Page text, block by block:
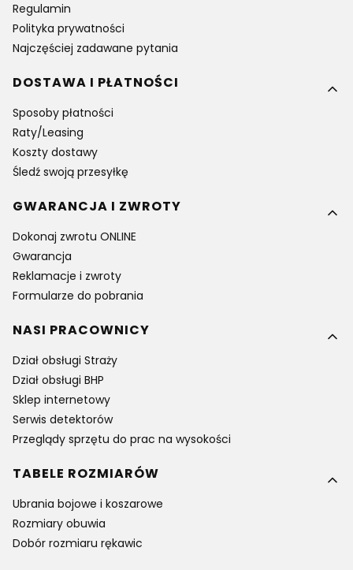
Regulamin
Polityka prywatności
Najczęściej zadawane pytania
DOSTAWA I PŁATNOŚCI
Sposoby płatności
Raty/Leasing
Koszty dostawy
Śledź swoją przesyłkę
GWARANCJA I ZWROTY
Dokonaj zwrotu ONLINE
Gwarancja
Reklamacje i zwroty
Formularze do pobrania
NASI PRACOWNICY
Dział obsługi Straży
Dział obsługi BHP
Sklep internetowy
Serwis detektorów
Przeglądy sprzętu do prac na wysokości
TABELE ROZMIARÓW
Ubrania bojowe i koszarowe
Rozmiary obuwia
Dobór rozmiaru rękawic